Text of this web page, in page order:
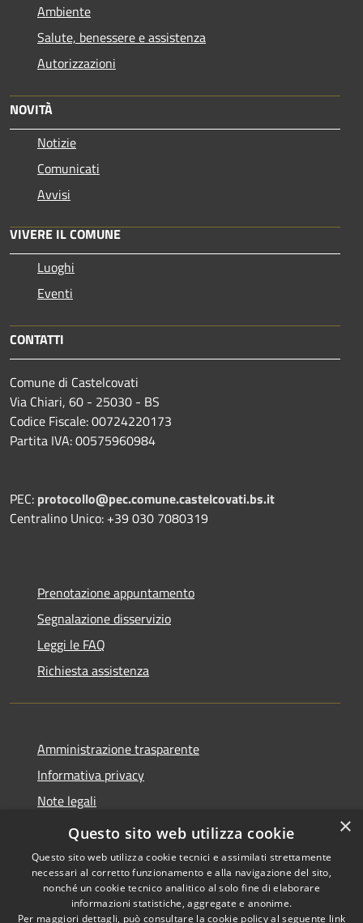
Ambiente
Salute, benessere e assistenza
Autorizzazioni
NOVITÀ
Notizie
Comunicati
Avvisi
VIVERE IL COMUNE
Luoghi
Eventi
CONTATTI
Comune di Castelcovati
Via Chiari, 60 - 25030 - BS
Codice Fiscale: 00724220173
Partita IVA: 00575960984
PEC: protocollo@pec.comune.castelcovati.bs.it
Centralino Unico: +39 030 7080319
Prenotazione appuntamento
Segnalazione disservizio
Leggi le FAQ
Richiesta assistenza
Amministrazione trasparente
Informativa privacy
Note legali
Dichiarazione di accessibilità
Copyright © 2026 • Comune di
×
Questo sito web utilizza cookie
Questo sito web utilizza cookie tecnici e assimilati strettamente
necessari al corretto funzionamento e alla navigazione del sito,
nonché un cookie tecnico analitico al solo fine di elaborare
informazioni statistiche, aggregate e anonime.
Per maggiori dettagli, può consultare la cookie policy al seguente link